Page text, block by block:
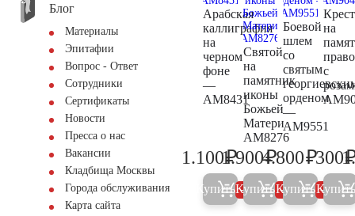
Блог
Материалы
Эпитафии
Вопрос - Ответ
Сотрудники
Сертификаты
Новости
Пресса о нас
Вакансии
Кладбища Москвы
Города обслуживания
Карта сайта
Арабская
каллиграфия
на
черном
фоне
—
AM8431
1.200
1.100₽
Купить 5%
Святой
на
памятник
иконы
Божьей
Матери
AM8276
2.000
1.900₽
Купить 5%
Боевой
шлем
со
святым
орденом
—
AM9551
5.000
4.800₽
Купить 5%
Крест
на
с
300
Купить